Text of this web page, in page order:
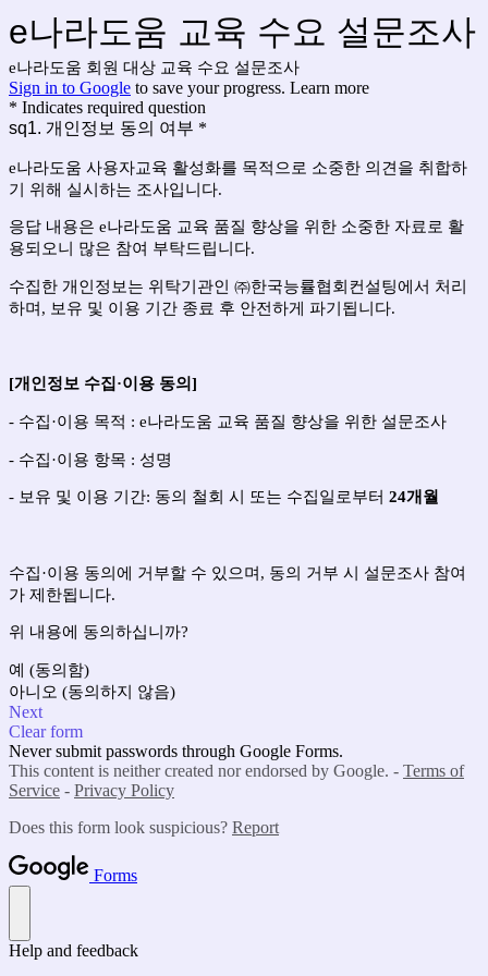
e나라도움 교육 수요 설문조사
e나라도움 회원 대상 교육 수요 설문조사
Sign in to Google to save your progress. Learn more
* Indicates required question
sq1. 개인정보 동의 여부 *
e나라도움 사용자교육 활성화를 목적으로 소중한 의견을 취합하
기 위해 실시하는 조사입니다.
응답 내용은 e나라도움 교육 품질 향상을 위한 소중한 자료로 활
용되오니 많은 참여 부탁드립니다.
수집한 개인정보는 위탁기관인 ㈜한국능률협회컨설팅에서 처리
하며 , 보유 및 이용 기간 종료 후 안전하게 파기됩니다.
[개인정보 수집·이용 동의]
- 수집·이용 목적 : e나라도움 교육 품질 향상을 위한 설문조사
- 수집·이용 항목 : 성명
- 보유 및 이용 기간: 동의 철회 시 또는 수집일로부터 24개월
수집·이용 동의에 거부할 수 있으며, 동의 거부 시 설문조사 참여
가 제한됩니다.
위 내용에 동의하십니까?
예 (동의함)
아니오 (동의하지 않음)
Next
Clear form
Never submit passwords through Google Forms.
This content is neither created nor endorsed by Google. - Terms of
Service - Privacy Policy
Does this form look suspicious? Report
Forms
Help and feedback